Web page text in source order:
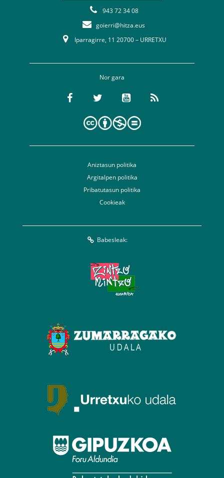
943 72 34 08
goierri@hitza.eus
Iparragirre, 11 20700 – URRETXU
Nor gara
Aniztasun politika
Argitalpen politika
Pribatutasun politika
Cookieak
Babesleak: